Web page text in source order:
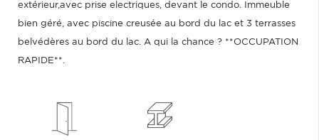
extérieur,avec prise electriques, devant le condo. Immeuble
bien géré, avec piscine creusée au bord du lac et 3 terrasses
belvédères au bord du lac. A qui la chance ? **OCCUPATION
RAPIDE**.